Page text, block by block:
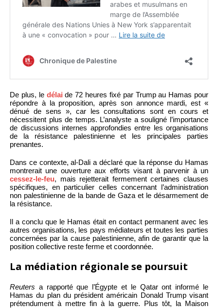
De plus, le délai de 72 heures fixé par Trump au Hamas pour
répondre à la proposition, après son annonce mardi, est «
dénué de sens », car les consultations sont en cours et
nécessitent plus de temps. L’analyste a souligné l’importance
de discussions internes approfondies entre les organisations
de la résistance palestinienne et les principales parties
prenantes.
Dans ce contexte, al-Dali a déclaré que la réponse du Hamas
montrerait une ouverture aux efforts visant à parvenir à un
cessez-le-feu, mais rejetterait fermement certaines clauses
spécifiques, en particulier celles concernant l’administration
non palestinienne de la bande de Gaza et le désarmement de
la résistance.
Il a conclu que le Hamas était en contact permanent avec les
autres organisations, les pays médiateurs et toutes les parties
concernées par la cause palestinienne, afin de garantir que la
position collective reste ferme et coordonnée.
La médiation régionale se poursuit
Reuters a rapporté que l’Égypte et le Qatar ont informé le
Hamas du plan du président américain Donald Trump visant
prétendument à mettre fin à la guerre. Plus tôt, la Maison